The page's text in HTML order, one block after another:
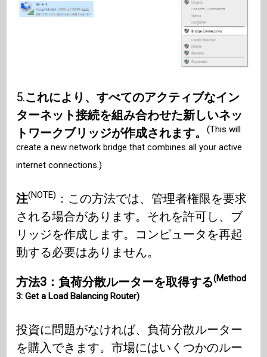
5.これにより、すべてのアクティブなイン
ターネット接続を組み合わせた新しいネッ
トワークブリッジが作成されます。(This will
create a new network bridge that combines all your active
internet connections.)
注(NOTE) ：この方法では、管理者権限を要求
される場合があります。それを許可し、ブ
リッジを作成します。コンピュータを再起
動する必要はありません。
方法3：負荷分散ルーターを取得する(Method
3: Get a Load Balancing Router)
投資に問題がなければ、負荷分散ルーター
を購入できます。市場にはいくつかのルー